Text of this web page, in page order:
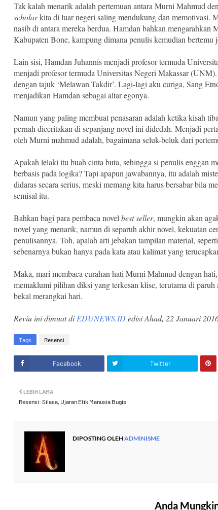
Tak kalah menarik adalah pertemuan antara Murni Mahmud
scholarkita di luar negeri saling mendukung dan memotivasi.
nasib di antara mereka berdua. Hamdan bahkan mengarahkan
Kabupaten Bone, kampung dimana penulis kemudian bertemu
Lain sisi, Hamdan Juhannis menjadi profesor termuda
menjadi profesor termuda Universitas Negeri Makassar
dengan tajuk ‘Melawan Takdir’. Lagi-lagi aku curiga, Sang
menjadikan Hamdan sebagai altar egonya.
Namun yang paling membuat penasaran adalah ketika kisah
pernah diceritakan di sepanjang novel ini didedah. Menjadi
oleh Murni mahmud adalah, bagaimana seluk-beluk dari
Apakah lelaki itu buah cinta buta, sehingga si penulis enggan
berbasis pada logika? Tapi apapun jawabannya, itu adalah
didaras secara serius, meski memang kita harus bersabar bila
semisal itu.
Bahkan bagi para pembaca novel best seller, mungkin akan
novel yang menarik, namun di separuh akhir novel, kekuatan
penulisannya. Toh, apalah arti jebakan tampilan material,
sebenarnya bukan hanya pada kata atau kalimat yang
Maka, mari membaca curahan hati Murni Mahmud dengan
memaklumi pilihan diksi yang terkesan klise, terutama di
bekal merangkai hari.
Reviu ini dimuat diEDUNEWS.IDedisi Ahad, 22 Januari
Tags Resensi
Facebook Twitter
LEBIH LAMA
Resensi: Silasa, Ujaran Etik Manusia Bugis
DIPOSTING OLEHADMINISME
Anda